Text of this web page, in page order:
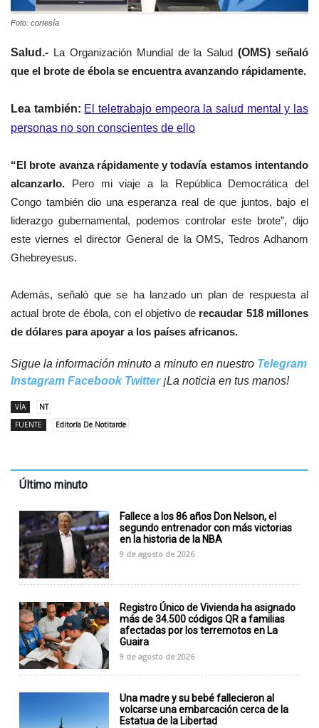
Foto: cortesía
Salud.- La Organización Mundial de la Salud(OMS) señaló
que el brote de ébola se encuentra avanzando rápidamente.
Lea también: El teletrabajo empeora la salud mental y las
personas no son conscientes de ello
“El brote avanza rápidamente y todavía estamos intentando
alcanzarlo. Pero mi viaje a la República Democrática del
Congo también dio una esperanza real de que juntos, bajo el
liderazgo gubernamental, podemos controlar este brote”, dijo
este viernes el director General de la OMS, Tedros Adhanom
Ghebreyesus.
Además, señaló que se ha lanzado un plan de respuesta al
actual brote de ébola, con el objetivo derecaudar 518 millones
de dólares para apoyar a los países africanos.
Sigue la información minuto a minuto en nuestro Telegram
Instagram Facebook Twitter¡La noticia en tus manos!
VÍA
NT
FUENTE
Editoría De Notitarde
Último minuto
Fallece a los 86 años Don Nelson, el
segundo entrenador con más victorias
en la historia de la NBA
9 de agosto de 2026
Registro Único de Vivienda ha asignado
más de 34.500 códigos QR a familias
afectadas por los terremotos en La
Guaira
9 de agosto de 2026
Una madre y su bebé fallecieron al
volcarse una embarcación cerca de la
Estatua de la Libertad